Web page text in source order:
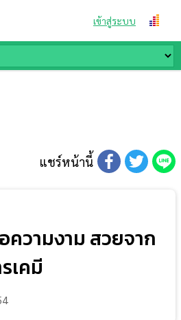
เข้าสู่ระบบ
แชร์หน้านี้
ความงาม สวยจาก
เคมี